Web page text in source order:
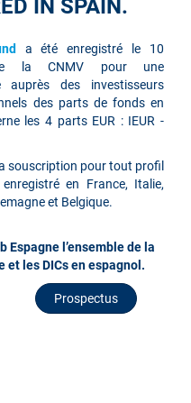
IN SPAIN.
a été enregistré le 10
la CNMV pour une
auprès des investisseurs
des parts de fonds en
les 4 parts EUR : IEUR -
souscription pour tout profil
en France, Italie,
et Belgique.
Espagne l’ensemble de la
les DICs en espagnol.
Prospectus